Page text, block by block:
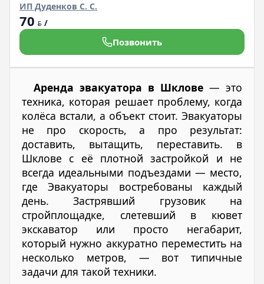
ИП Дуденков С. С.
70 BYN /
Позвонить
Аренда эвакуатора в Шклове — это
техника, которая решает проблему, когда
колёса встали, а объект стоит. Эвакуаторы
не про скорость, а про результат:
доставить, вытащить, переставить. в
Шклове с её плотной застройкой и не
всегда идеальными подъездами — место,
где Эвакуаторы востребованы каждый
день. Застрявший грузовик на
стройплощадке, слетевший в кювет
экскаватор или просто негабарит,
который нужно аккуратно переместить на
несколько метров, — вот типичные
задачи для такой техники.